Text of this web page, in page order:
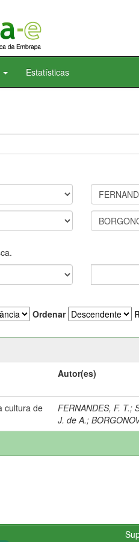
Estatísticas
Ordenar
Autor(es)
cultura de
FERNANDES, F. T.;
J. de A.;